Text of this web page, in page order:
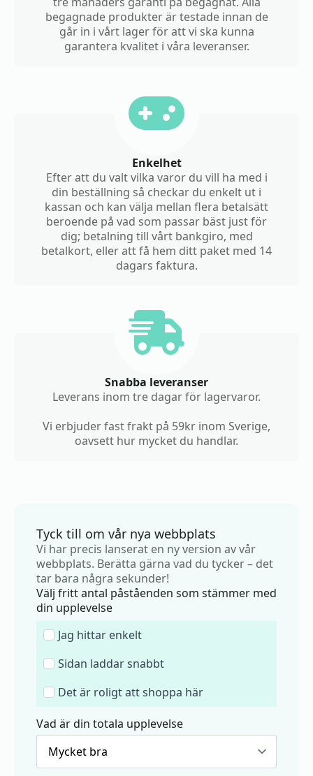
begagnade produkter är testade innan de
går in i vårt lager för att vi ska kunna
garantera kvalitet i våra leveranser.
Enkelhet
Efter att du valt vilka varor du vill ha med i
din beställning så checkar du enkelt ut i
kassan och kan välja mellan flera betalsätt
beroende på vad som passar bäst just för
dig; betalning till vårt bankgiro, med
betalkort, eller att få hem ditt paket med 14
dagars faktura.
Snabba leveranser
Leverans inom tre dagar för lagervaror.
Vi erbjuder fast frakt på 59kr inom Sverige,
oavsett hur mycket du handlar.
Tyck till om vår nya webbplats
Vi har precis lanserat en ny version av vår
webbplats. Berätta gärna vad du tycker – det
tar bara några sekunder!
Välj fritt antal påståenden som stämmer med
din upplevelse
Jag hittar enkelt
Sidan laddar snabbt
Det är roligt att shoppa här
Vad är din totala upplevelse